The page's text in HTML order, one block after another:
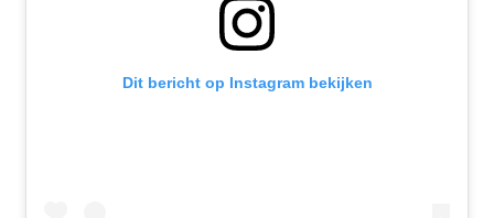
Dit bericht op Instagram bekijken